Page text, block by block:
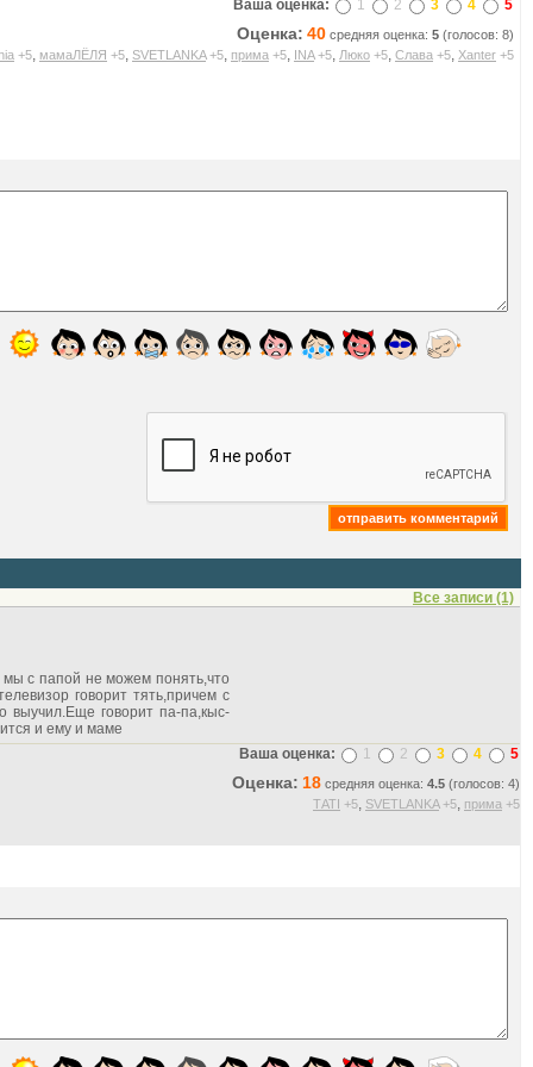
Ваша оценка: 1 2 3 4 5
Оценка: 40 средняя оценка: 5 (голосов: 8)
+5, мамаЛЁЛЯ +5, SVETLANKA +5, прима +5, INA +5, Люко +5, Слава +5, Xanter +5
Все записи (1)
мы с папой не можем понять,что
говорит тять,причем с
выучил.Еще говорит па-па,кыс-
и ему и маме
Ваша оценка:
1 2 3 4 5
Оценка: 18 средняя оценка: 4.5 (голосов: 4)
ТАТI +5, SVETLANKA +5, прима +5